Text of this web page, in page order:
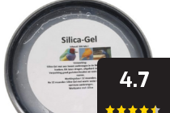
4.7